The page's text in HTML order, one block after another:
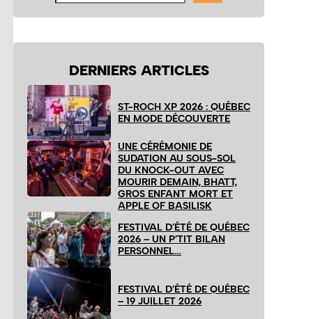
site
DERNIERS ARTICLES
ST-ROCH XP 2026 : QUÉBEC
EN MODE DÉCOUVERTE
UNE CÉRÉMONIE DE
SUDATION AU SOUS-SOL
DU KNOCK-OUT AVEC
MOURIR DEMAIN, BHATT,
GROS ENFANT MORT ET
APPLE OF BASILISK
FESTIVAL D’ÉTÉ DE QUÉBEC
2026 – UN P’TIT BILAN
PERSONNEL…
FESTIVAL D’ÉTÉ DE QUÉBEC
– 19 JUILLET 2026